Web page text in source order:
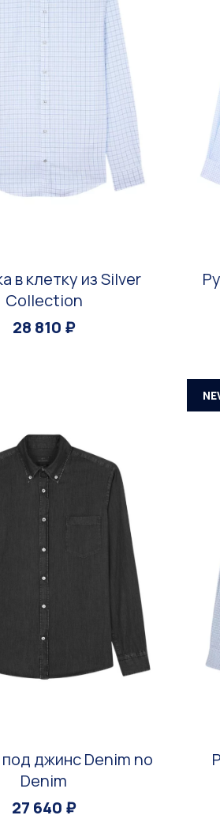
в клетку из Silver
Collection
28 810 ₽
джинс Denim no
Denim
27 640 ₽